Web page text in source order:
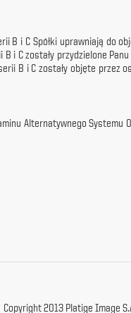
B i C Spółki uprawniają do
i C zostały przydzielone
B i C zostały objęte
Alternatywnego
Copyright 2013 Platige Image